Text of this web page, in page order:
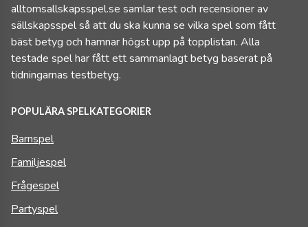
alltomsallskapsspel.se samlar test och recensioner av
sällskapsspel så att du ska kunna se vilka spel som fått
bäst betyg och hamnar högst upp på topplistan. Alla
testade spel har fått ett sammanlagt betyg baserat på
tidningarnas testbetyg.
POPULÄRA SPELKATEGORIER
Barnspel
Familjespel
Frågespel
Partyspel